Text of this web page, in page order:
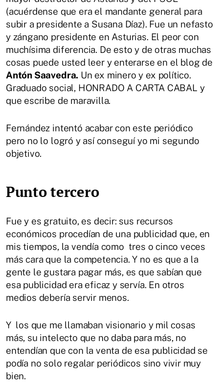
(acuérdense que era el mandante general para
subir a presidente a Susana Díaz). Fue un nefasto
y zángano presidente en Asturias. El peor con
muchísima diferencia. De esto y de otras muchas
cosas puede usted leer y enterarse en el blog de
Antón Saavedra. Un ex minero y ex político.
Graduado social, HONRADO A CARTA CABAL y
que escribe de maravilla.
Fernández intentó acabar con este periódico
pero no lo logró y así conseguí yo mi segundo
objetivo.
Punto tercero
Fue y es gratuito, es decir: sus recursos
económicos procedían de una publicidad que, en
mis tiempos, la vendía como tres o cinco veces
más cara que la competencia. Y no es que a la
gente le gustara pagar más, es que sabían que
esa publicidad era eficaz y servía. En otros
medios debería servir menos.
Y los que me llamaban visionario y mil cosas
más, su intelecto que no daba para más, no
entendían que con la venta de esa publicidad se
podía no solo regalar periódicos sino vivir muy
bien.